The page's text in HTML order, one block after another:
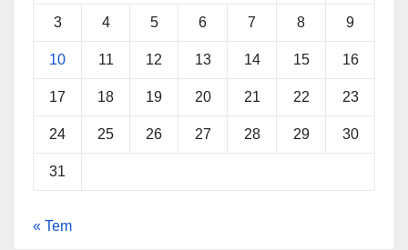
3 4 5 6 7 8 9
10 11 12 13 14 15 16
17 18 19 20 21 22 23
24 25 26 27 28 29 30
31
« Tem